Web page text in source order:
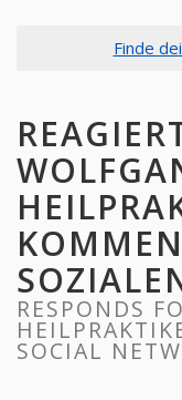
Finde
RESPONDS
SOCIAL